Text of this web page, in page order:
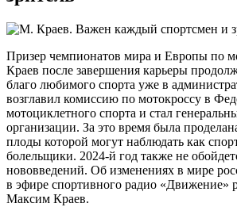
Призер чемпионатов мира и Европы по
Краев после завершения карьеры
благо любимого спорта уже в
возглавил комиссию по мотокроссу в
мотоциклетного спорта и стал
организации. За это время была
плоды которой могут наблюдать как
болельщики. 2024-й год также не
нововведений. Об изменениях в мире
в эфире спортивного радио «Движение»
Максим Краев.